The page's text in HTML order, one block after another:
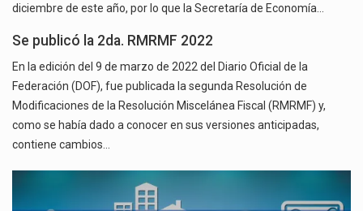
diciembre de este año, por lo que la Secretaría de Economía…
Se publicó la 2da. RMRMF 2022
En la edición del 9 de marzo de 2022 del Diario Oficial de la
Federación (DOF), fue publicada la segunda Resolución de
Modificaciones de la Resolución Miscelánea Fiscal (RMRMF) y,
como se había dado a conocer en sus versiones anticipadas,
contiene cambios…